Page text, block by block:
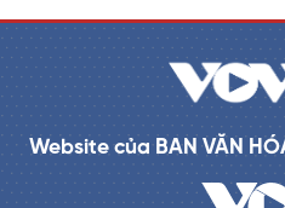
Website của BAN VĂN